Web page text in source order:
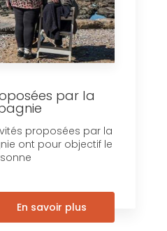
par la
proposées par la
ont pour objectif le
En savoir plus